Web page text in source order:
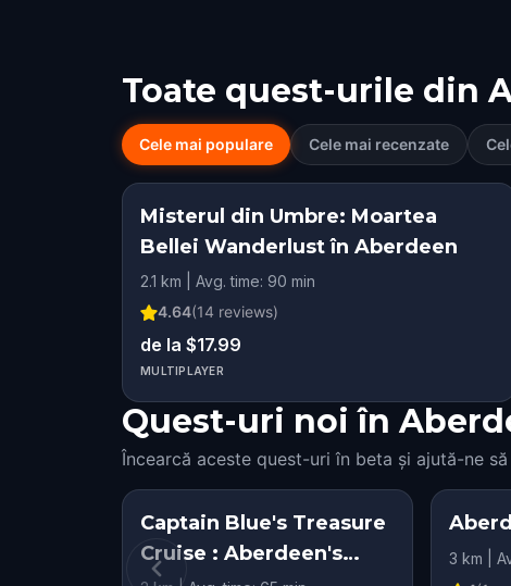
Toate quest-urile din
Cele mai populare Cele mai recenzate
Misterul din Umbre: Moartea
Bellei Wanderlust în Aberdeen
2.1 km | Avg. time: 90 min
4.64(14 reviews)
de la $17.99
MULTIPLAYER
Quest-uri noi în
Încearcă aceste quest-uri în beta și ajută-ne
Captain Blue's Treasure
Cruise : Aberdeen's
3 km |